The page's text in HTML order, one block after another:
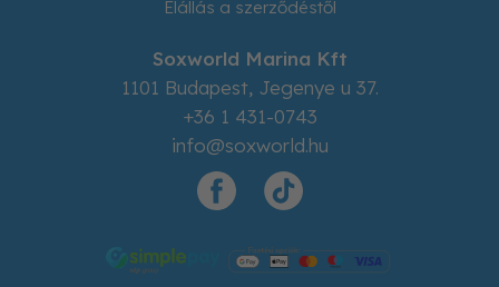
Elállás a szerződéstől
Soxworld Marina Kft
1101 Budapest, Jegenye u 37.
+36 1 431-0743
info@soxworld.hu